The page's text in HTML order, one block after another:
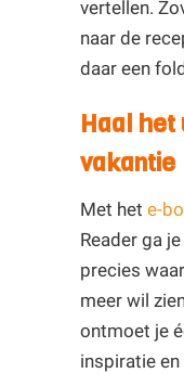
vertellen.
naar de
daar een
Haal
vakantie
Met het e-
Reader ga
precies
meer wil
ontmoet je
inspiratie